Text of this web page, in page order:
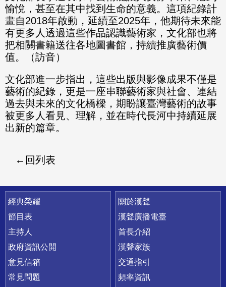
愉悅，甚至在其中找到生命的意義。這項紀錄計
畫自2018年啟動，延續至2025年，他期待未來能
有更多人透過這些作品認識藝術家，文化部也將
把相關書籍送往各地圖書館，持續推廣藝術價
值。（訪音）
文化部進一步指出，這些出版與影像成果不僅是
藝術的紀錄，更是一座串聯藝術家與社會、連結
過去與未來的文化橋樑，期盼讓臺灣藝術的故事
被更多人看見、理解，並在時代長河中持續延展
出新的篇章。
回列表
快速連結
經典榮耀
節目表
主持人
政府資訊公開
意見信箱
常見問題
關於漢聲
漢聲廣播電臺
首長介紹
漢聲家族
交通指引
頻率資訊